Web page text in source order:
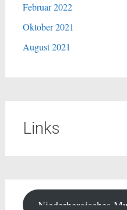
Februar 2022
Oktober 2021
August 2021
Links
Niederbergisches